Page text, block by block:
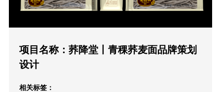
项目名称：荞降堂丨青稞荞麦面品牌策划
设计
相关标签：